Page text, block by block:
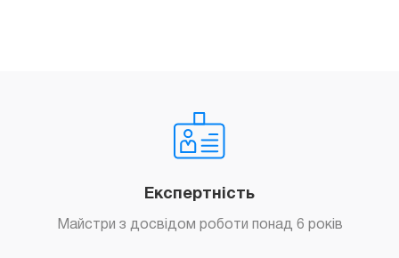
Експертність
Майстри з досвідом роботи понад 6 років